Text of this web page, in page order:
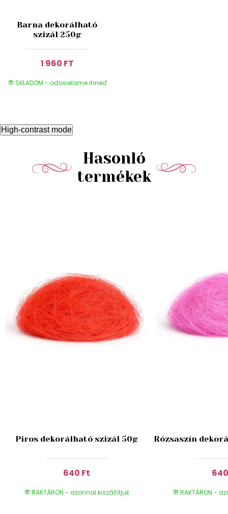
Barna dekorálható
szizál 250g
1 960 FT
SKLADOM - odosielame ihneď
High-contrast mode
Hasonló
termékek
Piros dekorálható szizál 50g
640 Ft
RAKTÁRON - azonnal kiszállítjuk
Rózsaszín
RAKTÁRON -